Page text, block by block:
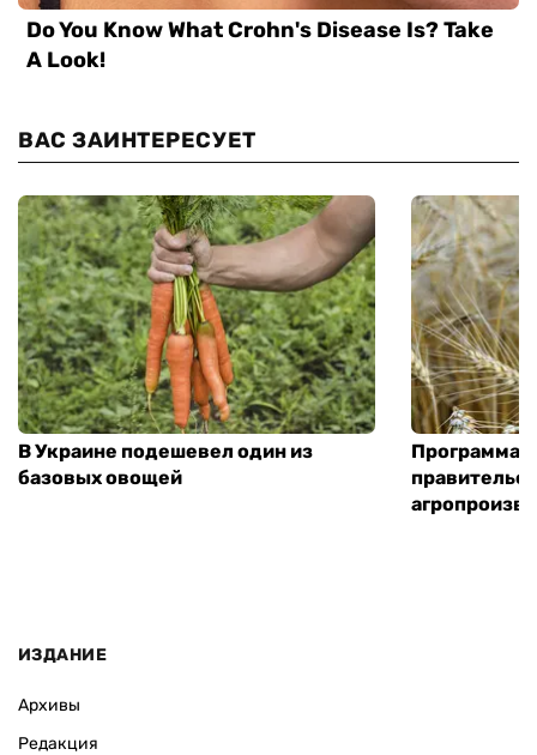
ВАС ЗАИНТЕРЕСУЕТ
В Украине подешевел один из
базовых овощей
Программа
ИЗДАНИЕ
Архивы
Редакция